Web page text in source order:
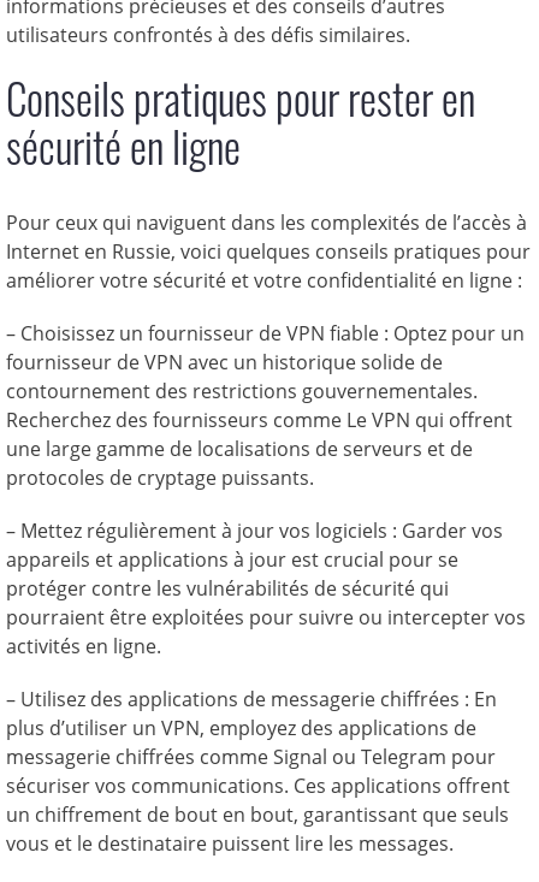
informations précieuses et des conseils d’autres
utilisateurs confrontés à des défis similaires.
Conseils pratiques pour rester en
sécurité en ligne
Pour ceux qui naviguent dans les complexités de l’accès à
Internet en Russie, voici quelques conseils pratiques pour
améliorer votre sécurité et votre confidentialité en ligne :
– Choisissez un fournisseur de VPN fiable : Optez pour un
fournisseur de VPN avec un historique solide de
contournement des restrictions gouvernementales.
Recherchez des fournisseurs comme Le VPN qui offrent
une large gamme de localisations de serveurs et de
protocoles de cryptage puissants.
– Mettez régulièrement à jour vos logiciels : Garder vos
appareils et applications à jour est crucial pour se
protéger contre les vulnérabilités de sécurité qui
pourraient être exploitées pour suivre ou intercepter vos
activités en ligne.
– Utilisez des applications de messagerie chiffrées : En
plus d’utiliser un VPN, employez des applications de
messagerie chiffrées comme Signal ou Telegram pour
sécuriser vos communications. Ces applications offrent
un chiffrement de bout en bout, garantissant que seuls
vous et le destinataire puissent lire les messages.